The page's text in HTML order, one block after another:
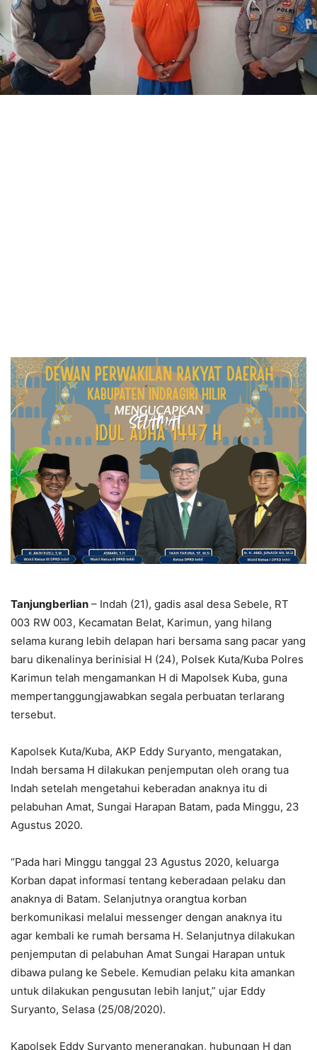
Tanjungberlian – Indah (21), gadis asal desa Sebele, RT
003 RW 003, Kecamatan Belat, Karimun, yang hilang
selama kurang lebih delapan hari bersama sang pacar yang
baru dikenalinya berinisial H (24), Polsek Kuta/Kuba Polres
Karimun telah mengamankan H di Mapolsek Kuba, guna
mempertanggungjawabkan segala perbuatan terlarang
tersebut.
Kapolsek Kuta/Kuba, AKP Eddy Suryanto, mengatakan,
Indah bersama H dilakukan penjemputan oleh orang tua
Indah setelah mengetahui keberadan anaknya itu di
pelabuhan Amat, Sungai Harapan Batam, pada Minggu, 23
Agustus 2020.
“Pada hari Minggu tanggal 23 Agustus 2020, keluarga
Korban dapat informasi tentang keberadaan pelaku dan
anaknya di Batam. Selanjutnya orangtua korban
berkomunikasi melalui messenger dengan anaknya itu
agar kembali ke rumah bersama H. Selanjutnya dilakukan
penjemputan di pelabuhan Amat Sungai Harapan untuk
dibawa pulang ke Sebele. Kemudian pelaku kita amankan
untuk dilakukan pengusutan lebih lanjut,” ujar Eddy
Suryanto, Selasa (25/08/2020).
Kapolsek Eddy Suryanto menerangkan, hubungan H dan